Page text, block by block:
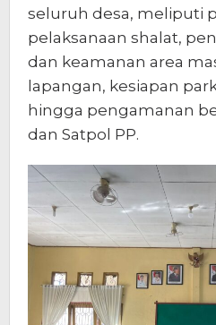
seluruh desa, meliputi
pelaksanaan shalat,
dan keamanan area
lapangan, kesiapan
hingga pengamanan
dan Satpol PP.